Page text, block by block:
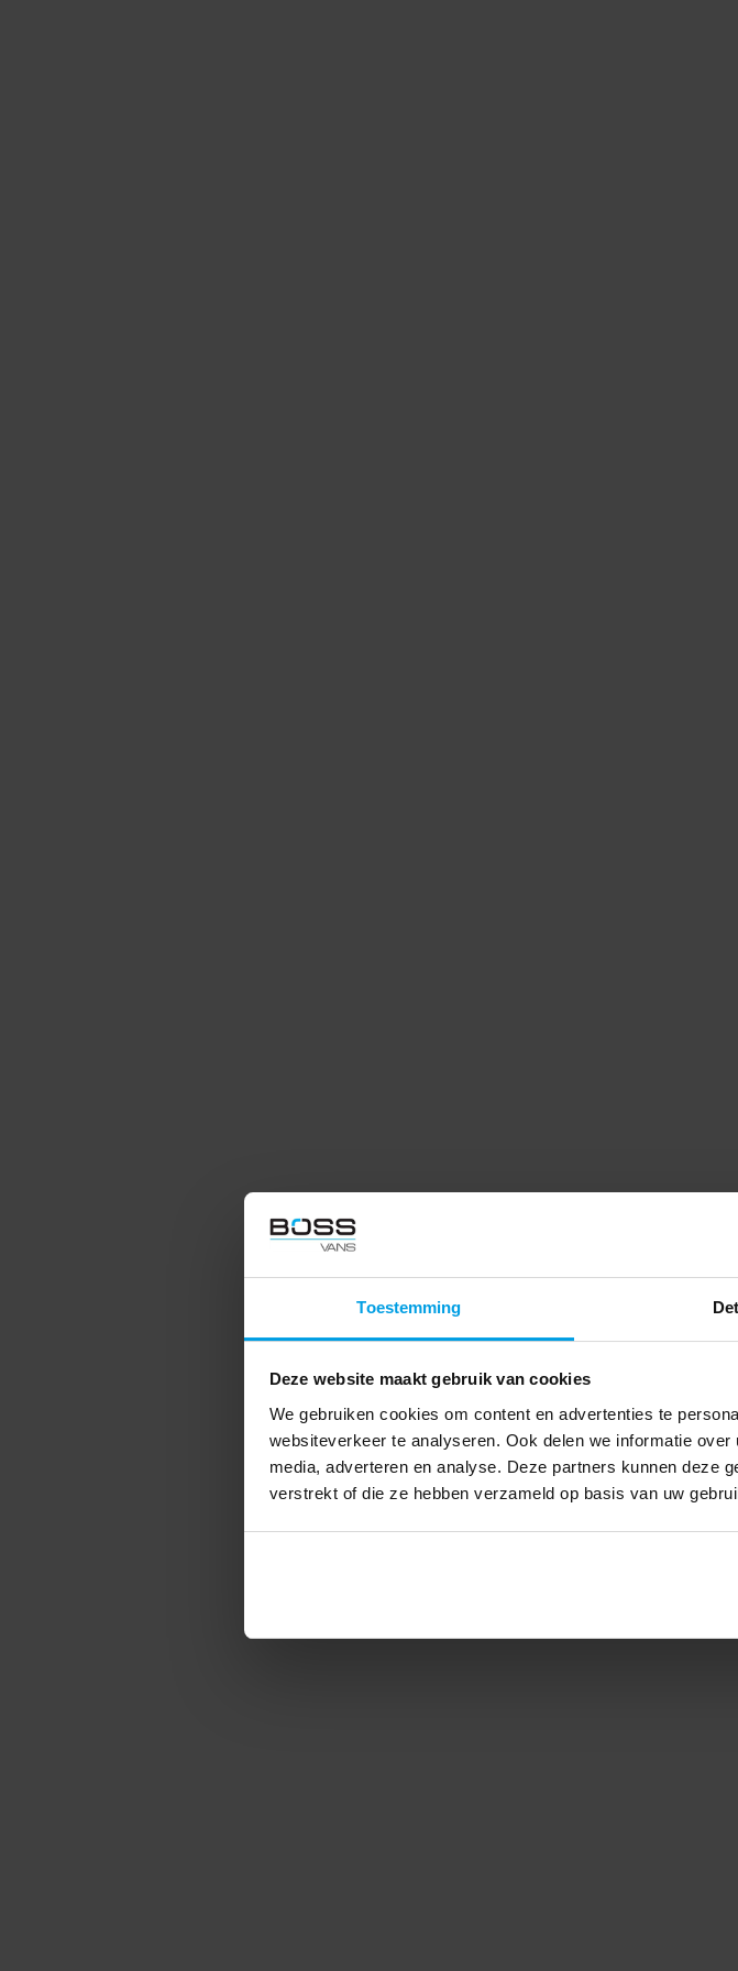
Toestemming
Deze website maakt gebruik van cookies
We gebruiken cookies om content en advertenties te
websiteverkeer te analyseren. Ook delen we informatie
media, adverteren en analyse. Deze partners kunnen deze
verstrekt of die ze hebben verzameld op basis van uw